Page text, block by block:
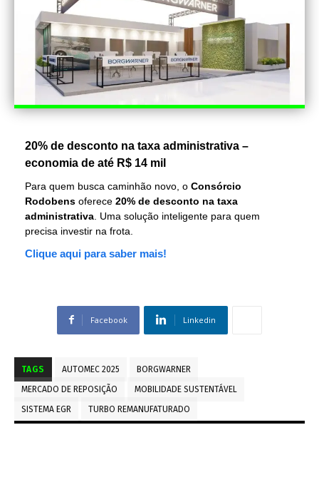
20% de desconto na taxa administrativa –
economia de até R$ 14 mil
Para quem busca caminhão novo, o Consórcio
Rodobens oferece 20% de desconto na taxa
administrativa . Uma solução inteligente para quem
precisa investir na frota.
Clique aqui para saber mais!
Facebook Linkedin
TAGS AUTOMEC 2025
BORGWARNER
MERCADO DE REPOSIÇÃO
MOBILIDADE SUSTENTÁVEL
SISTEMA EGR
TURBO REMANUFATURADO